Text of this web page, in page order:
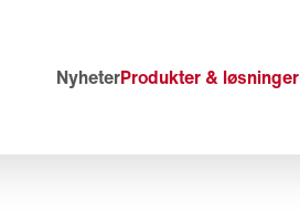
NyheterProdukter & løsninger